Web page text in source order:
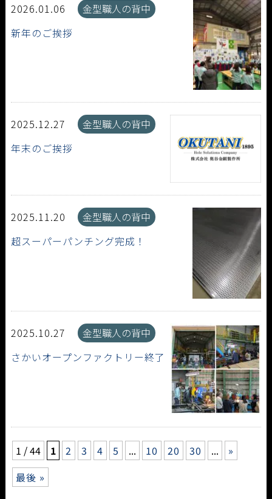
2026.01.06
金型職人の背中
新年のご挨拶
2025.12.27
金型職人の背中
年末のご挨拶
2025.11.20
金型職人の背中
超スーパーパンチング完成！
2025.10.27
金型職人の背中
さかいオープンファクトリー終了
1 / 44 1 2 3 4 5 ... 10 20 30 ...
»
最後 »